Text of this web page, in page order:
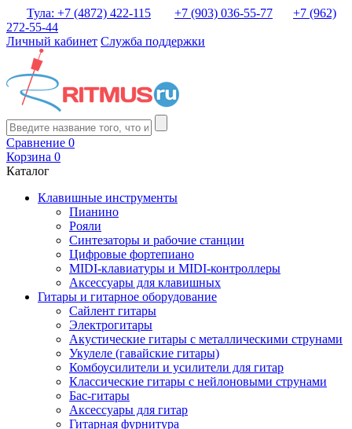
Тула: +7 (4872) 422-115 +7 (903) 036-55-77
+7 (962)
272-55-44
Личный кабинет Служба поддержки
Сравнение 0
Корзина 0
Каталог
Клавишные инструменты
Пианино
Рояли
Синтезаторы и рабочие станции
Цифровые фортепиано
MIDI-клавиатуры и MIDI-контроллеры
Аксессуары для клавишных
Гитары и гитарное оборудование
Сайлент гитары
Электрогитары
Акустические гитары с металлическими струнами
Укулеле (гавайские гитары)
Комбоусилители и усилители для гитар
Классические гитары с нейлоновыми струнами
Бас-гитары
Аксессуары для гитар
Гитарная фурнитура